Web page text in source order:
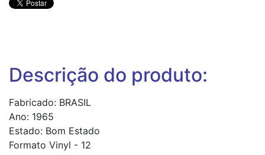
Descrição do produto:
Fabricado: BRASIL
Ano: 1965
Estado: Bom Estado
Formato Vinyl - 12